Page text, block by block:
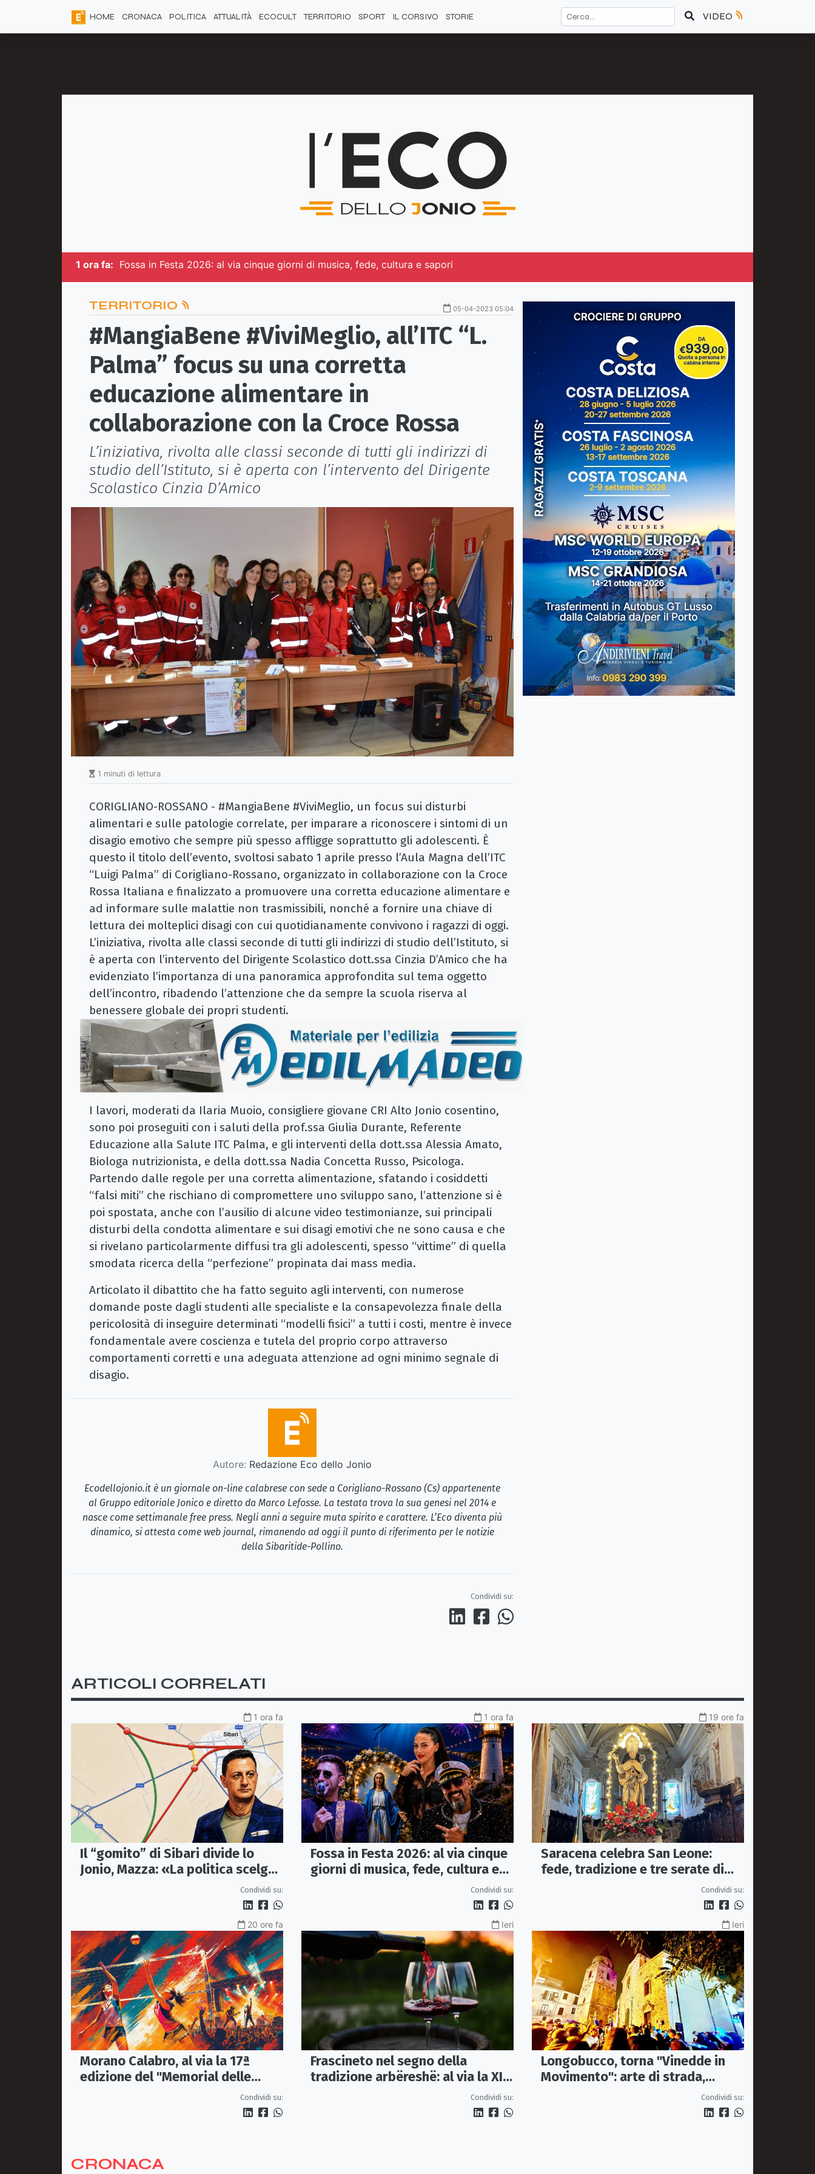
HOME CRONACA POLITICA ATTUALITÀ ECOCULT TERRITORIO SPORT IL CORSIVO STORIE VIDEO
1 ora fa: Fossa in Festa 2026: al via cinque giorni di musica, fede, cultura e sapori
TERRITORIO 05-04-2023 05:04
#MangiaBene #ViviMeglio, all’ITC “L.
Palma” focus su una corretta
educazione alimentare in
collaborazione con la Croce Rossa
L’iniziativa, rivolta alle classi seconde di tutti gli indirizzi di
studio dell’Istituto, si è aperta con l’intervento del Dirigente
Scolastico Cinzia D’Amico
1 minuti di lettura
CORIGLIANO-ROSSANO - #MangiaBene #ViviMeglio, un focus sui disturbi
alimentari e sulle patologie correlate, per imparare a riconoscere i sintomi di un
disagio emotivo che sempre più spesso affligge soprattutto gli adolescenti. È
questo il titolo dell’evento, svoltosi sabato 1 aprile presso l’Aula Magna dell’ITC
“Luigi Palma” di Corigliano-Rossano, organizzato in collaborazione con la Croce
Rossa Italiana e finalizzato a promuovere una corretta educazione alimentare e
ad informare sulle malattie non trasmissibili, nonché a fornire una chiave di
lettura dei molteplici disagi con cui quotidianamente convivono i ragazzi di oggi.
L’iniziativa, rivolta alle classi seconde di tutti gli indirizzi di studio dell’Istituto, si
è aperta con l’intervento del Dirigente Scolastico dott.ssa Cinzia D’Amico che ha
evidenziato l’importanza di una panoramica approfondita sul tema oggetto
dell’incontro, ribadendo l’attenzione che da sempre la scuola riserva al
benessere globale dei propri studenti.
I lavori, moderati da Ilaria Muoio, consigliere giovane CRI Alto Jonio cosentino,
sono poi proseguiti con i saluti della prof.ssa Giulia Durante, Referente
Educazione alla Salute ITC Palma, e gli interventi della dott.ssa Alessia Amato,
Biologa nutrizionista, e della dott.ssa Nadia Concetta Russo, Psicologa.
Partendo dalle regole per una corretta alimentazione, sfatando i cosiddetti
“falsi miti” che rischiano di compromettere uno sviluppo sano, l’attenzione si è
poi spostata, anche con l’ausilio di alcune video testimonianze, sui principali
disturbi della condotta alimentare e sui disagi emotivi che ne sono causa e che
si rivelano particolarmente diffusi tra gli adolescenti, spesso “vittime” di quella
smodata ricerca della “perfezione” propinata dai mass media.
Articolato il dibattito che ha fatto seguito agli interventi, con numerose
domande poste dagli studenti alle specialiste e la consapevolezza finale della
pericolosità di inseguire determinati “modelli fisici” a tutti i costi, mentre è invece
fondamentale avere coscienza e tutela del proprio corpo attraverso
comportamenti corretti e una adeguata attenzione ad ogni minimo segnale di
disagio.
Autore: Redazione Eco dello Jonio
Ecodellojonio.it è un giornale on-line calabrese con sede a Corigliano-Rossano (Cs) appartenente
al Gruppo editoriale Jonico e diretto da Marco Lefosse. La testata trova la sua genesi nel 2014 e
nasce come settimanale free press. Negli anni a seguire muta spirito e carattere. L’Eco diventa più
dinamico, si attesta come web journal, rimanendo ad oggi il punto di riferimento per le notizie
della Sibaritide-Pollino.
Condividi su:
ARTICOLI CORRELATI
1 ora fa
Il “gomito” di Sibari divide lo
Jonio, Mazza: «La politica scelga
Condividi su:
1 ora fa
Fossa in Festa 2026: al via cinque
giorni di musica, fede, cultura e
Condividi su:
19 ore fa
Saracena celebra San Leone:
fede, tradizione e tre serate di
Condividi su:
20 ore fa
Morano Calabro, al via la 17ª
edizione del "Memorial delle
Condividi su:
Ieri
Frascineto nel segno della
tradizione arbëreshë: al via la XII
edizione della Festa del VinoCondividi su:
Ieri
Longobucco, torna "Vinedde in
Movimento": arte di strada,
musica e sapori fanno rivivere il
Condividi su:
CRONACA